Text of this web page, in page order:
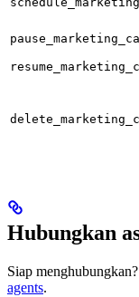
Hubungkan
Siap
agents.